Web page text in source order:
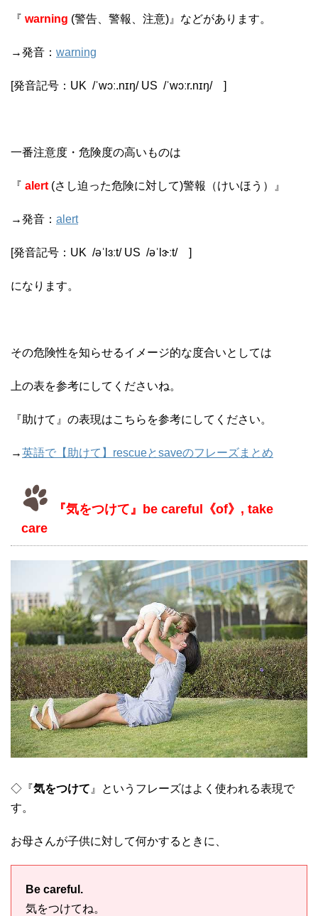
『 warning (警告、警報、注意)』などがあります。
→発音： warning
[発音記号： UK /ˈwɔː.nɪŋ/ US /ˈwɔːr.nɪŋ/]
一番注意度・危険度の高いものは
『 alert (さし迫った危険に対して)警報（けいほう）』
→発音： alert
[発音記号： UK /əˈlɜːt/ US /əˈlɝːt/]
になります。
その危険性を知らせるイメージ的な度合いとしては
上の表を参考にしてくださいね。
『助けて』の表現はこちらを参考にしてください。
→英語で【助けて】rescueとsaveのフレーズまとめ
『気をつけて』be careful《of》, take
care
◇『 気をつけて』というフレーズはよく使われる表現で
す。
お母さんが子供に対して何かするときに、
Be careful.
気をつけてね。